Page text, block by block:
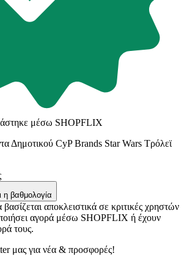
μέσω SHOPFLIX
Δημοτικού CyP Brands Star Wars Τρόλεϊ
η βαθμολογία
αποκλειστικά σε κριτικές χρηστών
αγορά μέσω SHOPFLIX ή έχουν
τους.
μας για νέα & προσφορές!